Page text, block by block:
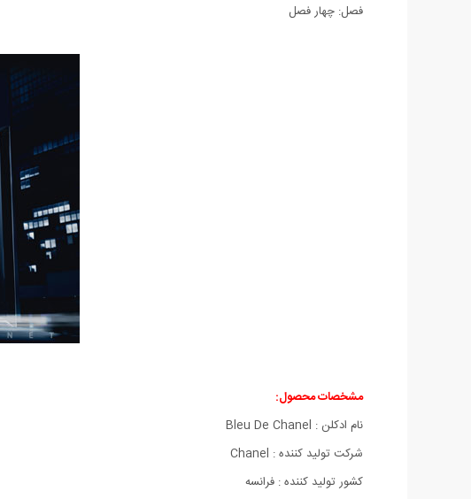
فصل: چهار فصل
مشخصات محصول:
نام ادکلن : Bleu De Chanel
شركت تولید كننده : Chanel
كشور تولید كننده : فرانسه